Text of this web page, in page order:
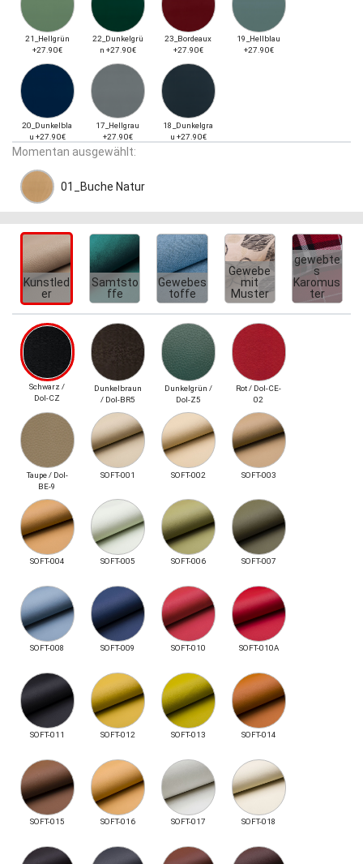
21_Hellgrün
+27.90€
22_Dunkelgrü
n +27.90€
23_Bordeaux
+27.90€
19_Hellblau
+27.90€
20_Dunkelbla
u +27.90€
17_Hellgrau
+27.90€
18_Dunkelgra
u +27.90€
Momentan ausgewählt:
01_Buche Natur
Kunstled
er
Samtsto
ffe
Gewebes
toffe
Gewebe
mit
Muster
gewebte
s
Karomus
ter
Schwarz /
Dol-CZ
Dunkelbraun
/ Dol-BR5
Dunkelgrün /
Dol-Z5
Rot / Dol-CE-
02
Taupe / Dol-
BE-9
SOFT-001 SOFT-002 SOFT-003
SOFT-004 SOFT-005 SOFT-006 SOFT-007
SOFT-008 SOFT-009 SOFT-010 SOFT-010A
SOFT-011 SOFT-012 SOFT-013 SOFT-014
SOFT-015 SOFT-016 SOFT-017 SOFT-018